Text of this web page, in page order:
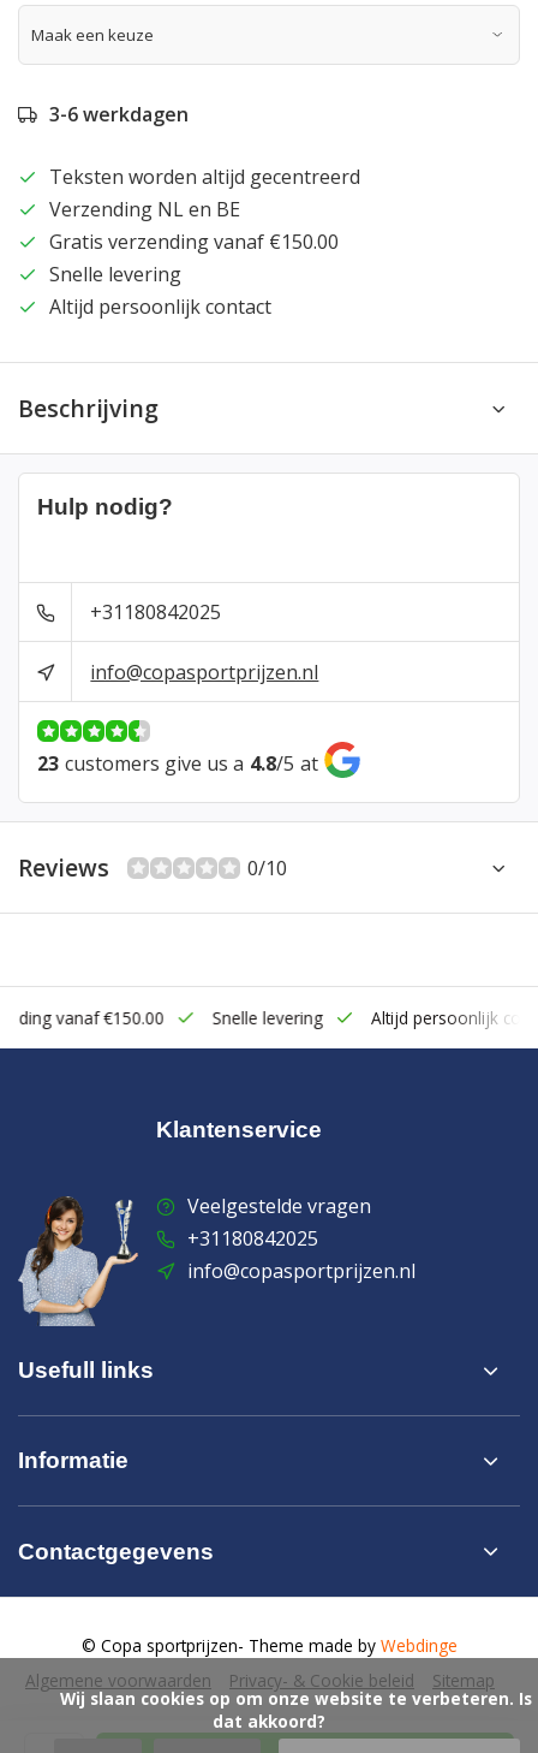
3-6 werkdagen
Teksten worden altijd gecentreerd
Verzending NL en BE
Gratis verzending vanaf €150.00
Snelle levering
Altijd persoonlijk contact
Beschrijving
Hulp nodig?
+31180842025
info@copasportprijzen.nl
23 customers give us a 4.8/5 at
Reviews 0/10
vanaf €150.00 Snelle levering Altijd persoonlijk
Klantenservice
Veelgestelde vragen
+31180842025
info@copasportprijzen.nl
Usefull links
Informatie
Contactgegevens
Algemene voorwaarden Privacy- & Cookie beleid Sitemap
© Copa sportprijzen- Theme made by Webdinge
            Wij slaan cookies op om onze website te verbeteren. Is
dat akkoord?